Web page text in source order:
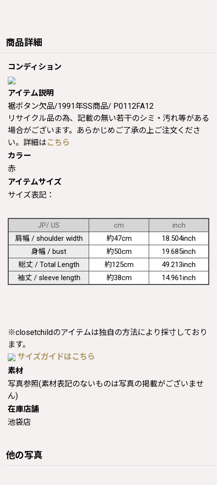
商品詳細
コンディション
アイテム説明
裾ボタン欠品/1991年SS商品/ P0112FA12
リサイクル品の為、記載の無い若干のシミ・汚れ等がある
場合がございます。あらかじめご了承の上ご注文くださ
い。詳細は こちら
カラー
赤
アイテムサイズ
サイズ表記：
JP/ US cm
inch
肩幅 / shoulder width
約47cm
18.504inch
身幅 / bust
約50cm
19.685inch
総丈 / Total Length
約125cm
49.213inch
袖丈 / sleeve length
約38cm 14.961inch
※closetchildのアイテムは独自の方法により採寸しており
ます。
サイズガイドはこちら
素材
写真参照(素材表記のないものは写真の掲載がございませ
ん)
在庫店舗
池袋店
他の写真